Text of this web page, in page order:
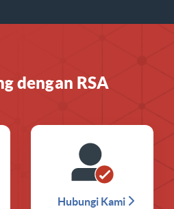
dengan RSA
Hubungi Kami